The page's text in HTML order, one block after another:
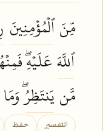
مِّنَٱلۡمُؤۡمِنِينَ
ٱللَّهَعَلَيۡهِۖ
مَّن يَنتَظِرُۖوَمَا
التفسير حفظ